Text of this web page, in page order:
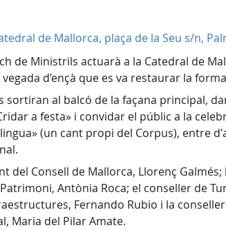
de Mallorca, plaça de la Seu s/n,
de Ministrils actuarà a la Catedral de
d’ençà que es va restaurar la
sortiran al balcó de la façana principal,
a festa» i convidar el públic a la
(un cant propi del Corpus), entre
del Consell de Mallorca, Llorenç
Antònia Roca; el conseller de
Fernando Rubio i la
Maria del Pilar Amate.